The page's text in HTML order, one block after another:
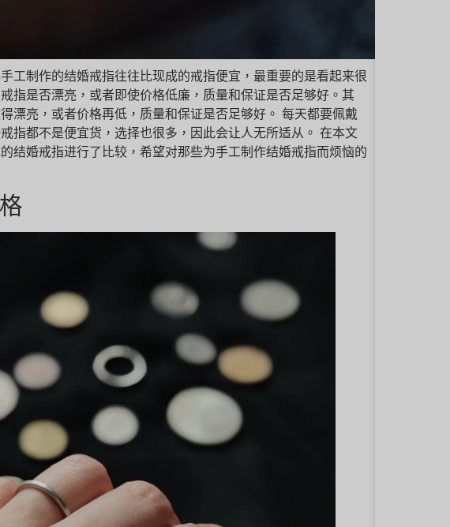
工制作的结婚戒指往往比现成的戒指便宜，最重要的是看起来很
指是否漂亮，或者即使价格低廉，质量和保证是否足够好。其
漂亮，或者价格再低，质量和保证是否足够好。 每天都要佩戴
指都不是便宜货，选择也很多，因此会让人无所适从。 在本文
结婚戒指进行了比较，希望对那些为手工制作结婚戒指而烦恼的